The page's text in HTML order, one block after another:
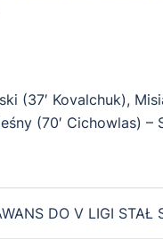
(37′ Kovalchuk),
(70′ Cichowlas) –
DO V LIGI STAŁ